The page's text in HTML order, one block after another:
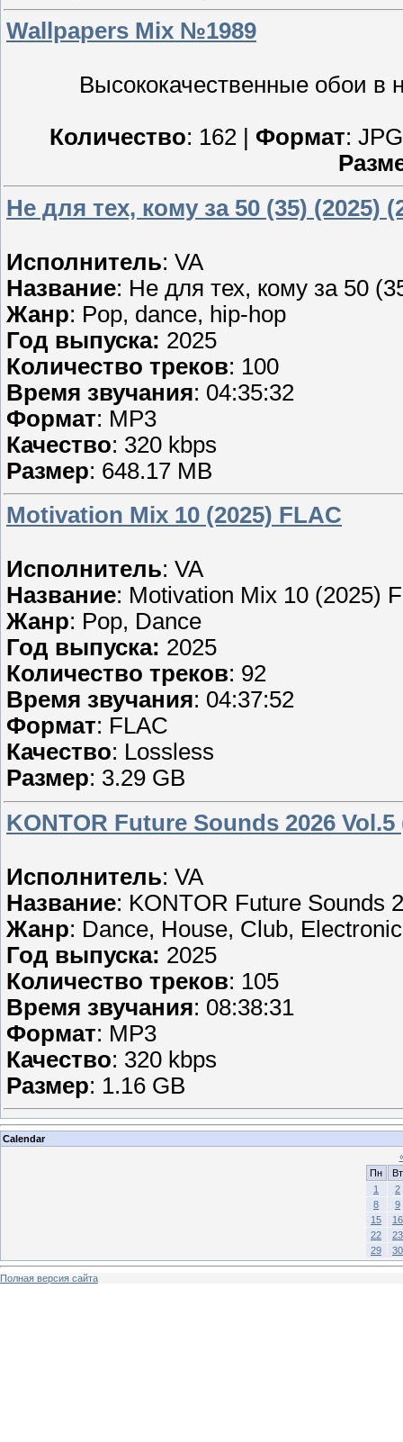
Wallpapers Mix №1989
Высококачественные обои в
Количество: 162 | Формат:
Не для тех, кому за 50 (35) (2025)
Исполнитель: VA
Название: Не для тех, кому за 50
Жанр: Pop, dance, hip-hop
Год выпуска: 2025
Количество треков: 100
Время звучания: 04:35:32
Формат: MP3
Качество: 320 kbps
Размер: 648.17 MB
Motivation Mix 10 (2025) FLAC
Исполнитель: VA
Название: Motivation Mix 10 (2025)
Жанр: Pop, Dance
Год выпуска: 2025
Количество треков: 92
Время звучания: 04:37:52
Формат: FLAC
Качество: Lossless
Размер: 3.29 GB
KONTOR Future Sounds 2026 Vol.5
Исполнитель: VA
Название: KONTOR Future Sounds
Жанр: Dance, House, Club, Electronic
Год выпуска: 2025
Количество треков: 105
Время звучания: 08:38:31
Формат: MP3
Качество: 320 kbps
Размер: 1.16 GB
Calendar
Пн
Вт
1
2
8
9
15
16
22
23
29
30
Полная версия сайта